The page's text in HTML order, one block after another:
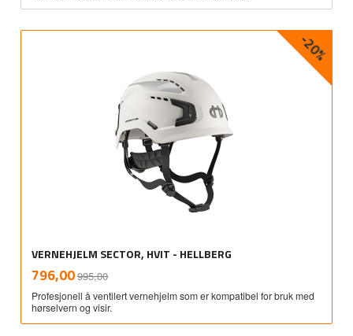
VERNEHJELM SECTOR, HVIT - HELLBERG
Tilbud
796,00995,00
-20%
mva.
Profesjonell å ventilert vernehjelm som er kompatibel for bruk med
hørselvern og visir.